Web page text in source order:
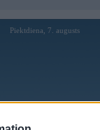
Piektdiena, 7. augusts